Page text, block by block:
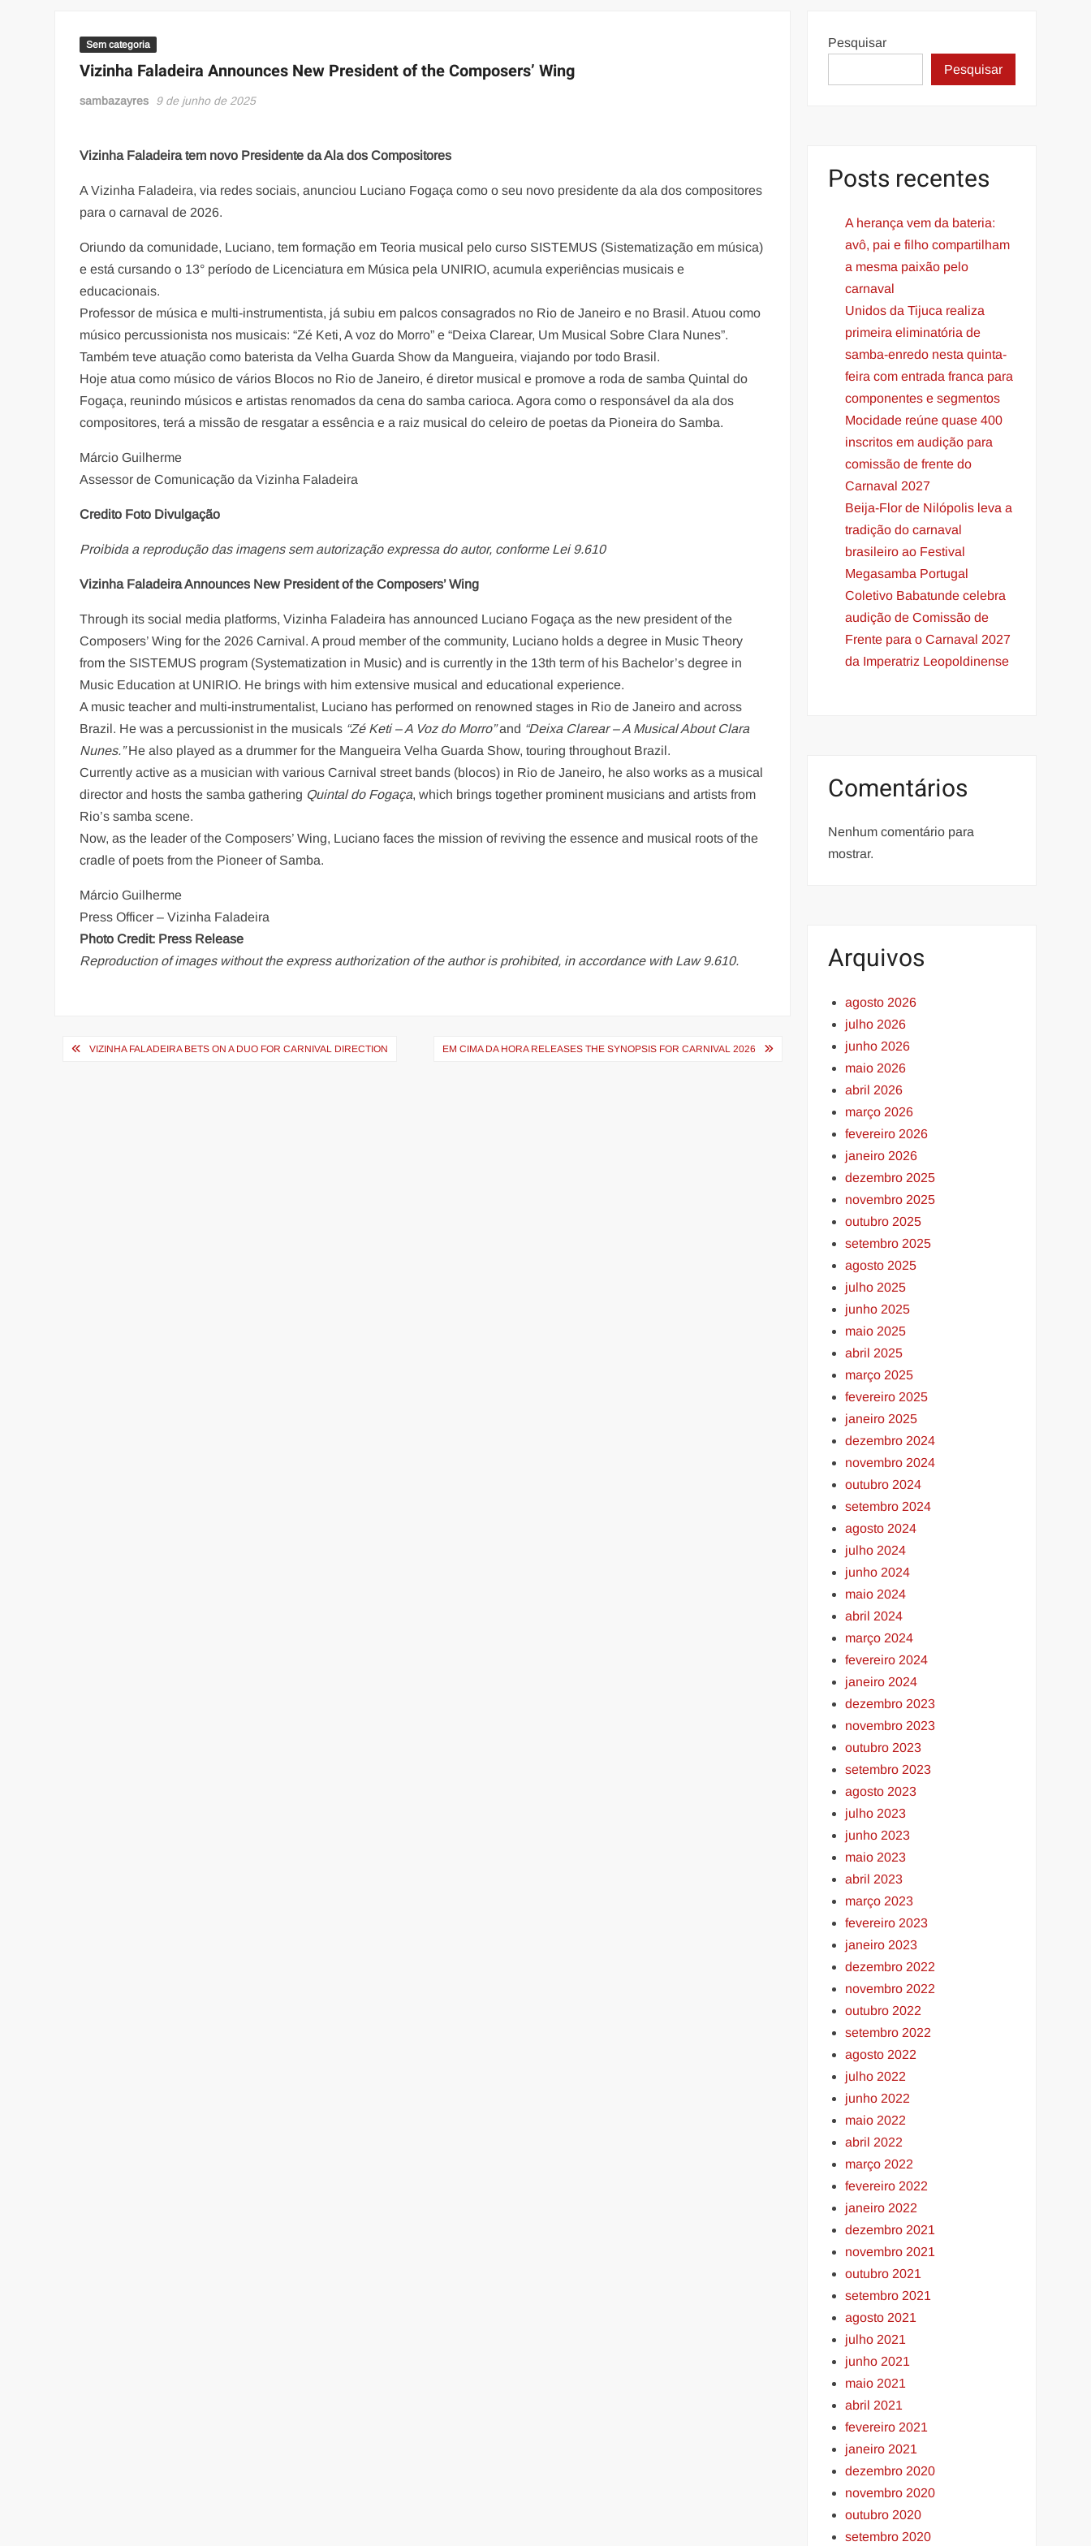
Sem categoria
Vizinha Faladeira Announces New President of the Composers’ Wing
sambazayres 9 de junho de 2025
Vizinha Faladeira tem novo Presidente da Ala dos Compositores
A Vizinha Faladeira, via redes sociais, anunciou Luciano Fogaça como o seu novo presidente da ala dos compositores
para o carnaval de 2026.
Oriundo da comunidade, Luciano, tem formação em Teoria musical pelo curso SISTEMUS (Sistematização em música)
e está cursando o 13° período de Licenciatura em Música pela UNIRIO, acumula experiências musicais e
educacionais.
Professor de música e multi-instrumentista, já subiu em palcos consagrados no Rio de Janeiro e no Brasil. Atuou como
músico percussionista nos musicais: “Zé Keti, A voz do Morro” e “Deixa Clarear, Um Musical Sobre Clara Nunes”.
Também teve atuação como baterista da Velha Guarda Show da Mangueira, viajando por todo Brasil.
Hoje atua como músico de vários Blocos no Rio de Janeiro, é diretor musical e promove a roda de samba Quintal do
Fogaça, reunindo músicos e artistas renomados da cena do samba carioca. Agora como o responsável da ala dos
compositores, terá a missão de resgatar a essência e a raiz musical do celeiro de poetas da Pioneira do Samba.
Márcio Guilherme
Assessor de Comunicação da Vizinha Faladeira
Credito Foto Divulgação
Proibida a reprodução das imagens sem autorização expressa do autor, conforme Lei 9.610
Vizinha Faladeira Announces New President of the Composers’ Wing
Through its social media platforms, Vizinha Faladeira has announced Luciano Fogaça as the new president of the
Composers’ Wing for the 2026 Carnival. A proud member of the community, Luciano holds a degree in Music Theory
from the SISTEMUS program (Systematization in Music) and is currently in the 13th term of his Bachelor’s degree in
Music Education at UNIRIO. He brings with him extensive musical and educational experience.
A music teacher and multi-instrumentalist, Luciano has performed on renowned stages in Rio de Janeiro and across
Brazil. He was a percussionist in the musicals “Zé Keti – A Voz do Morro”and “Deixa Clarear – A Musical About Clara
Nunes.”He also played as a drummer for the Mangueira Velha Guarda Show, touring throughout Brazil.
Currently active as a musician with various Carnival street bands (blocos) in Rio de Janeiro, he also works as a musical
director and hosts the samba gathering Quintal do Fogaça, which brings together prominent musicians and artists from
Rio’s samba scene.
Now, as the leader of the Composers’ Wing, Luciano faces the mission of reviving the essence and musical roots of the
cradle of poets from the Pioneer of Samba.
Márcio Guilherme
Press Officer – Vizinha Faladeira
Photo Credit: Press Release
Reproduction of images without the express authorization of the author is prohibited, in accordance with Law 9.610.
Navegação
VIZINHA FALADEIRA BETS ON A DUO FOR CARNIVAL DIRECTION EM CIMA DA HORA RELEASES THE SYNOPSIS FOR CARNIVAL 2026
Pesquisar
Pesquisar
Posts recentes
A herança vem da bateria:
avô, pai e filho compartilham
a mesma paixão pelo
carnaval
Unidos da Tijuca realiza
primeira eliminatória de
samba-enredo nesta quinta-
feira com entrada franca para
componentes e segmentos
Mocidade reúne quase 400
inscritos em audição para
comissão de frente do
Carnaval 2027
Beija-Flor de Nilópolis leva a
tradição do carnaval
brasileiro ao Festival
Megasamba Portugal
Coletivo Babatunde celebra
audição de Comissão de
Frente para o Carnaval 2027
da Imperatriz Leopoldinense
Comentários
Nenhum comentário para
mostrar.
Arquivos
agosto 2026
julho 2026
junho 2026
maio 2026
abril 2026
março 2026
fevereiro 2026
janeiro 2026
dezembro 2025
novembro 2025
outubro 2025
setembro 2025
agosto 2025
julho 2025
junho 2025
maio 2025
abril 2025
março 2025
fevereiro 2025
janeiro 2025
dezembro 2024
novembro 2024
outubro 2024
setembro 2024
agosto 2024
julho 2024
junho 2024
maio 2024
abril 2024
março 2024
fevereiro 2024
janeiro 2024
dezembro 2023
novembro 2023
outubro 2023
setembro 2023
agosto 2023
julho 2023
junho 2023
maio 2023
abril 2023
março 2023
fevereiro 2023
janeiro 2023
dezembro 2022
novembro 2022
outubro 2022
setembro 2022
agosto 2022
julho 2022
junho 2022
maio 2022
abril 2022
março 2022
fevereiro 2022
janeiro 2022
dezembro 2021
novembro 2021
outubro 2021
setembro 2021
agosto 2021
julho 2021
junho 2021
maio 2021
abril 2021
fevereiro 2021
janeiro 2021
dezembro 2020
novembro 2020
outubro 2020
setembro 2020